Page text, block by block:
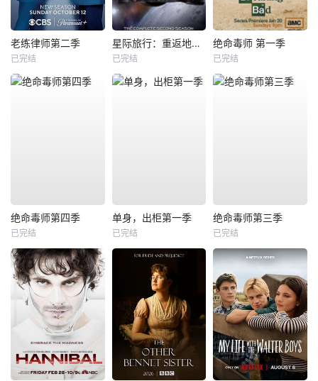
老练律师第二季
已完结
星际旅行：重返地球第二季
已完结
绝命毒师 第一季
已完结
绝命毒师第四季
已完结
单身，出柜第一季
已完结
绝命毒师第三季
已完结